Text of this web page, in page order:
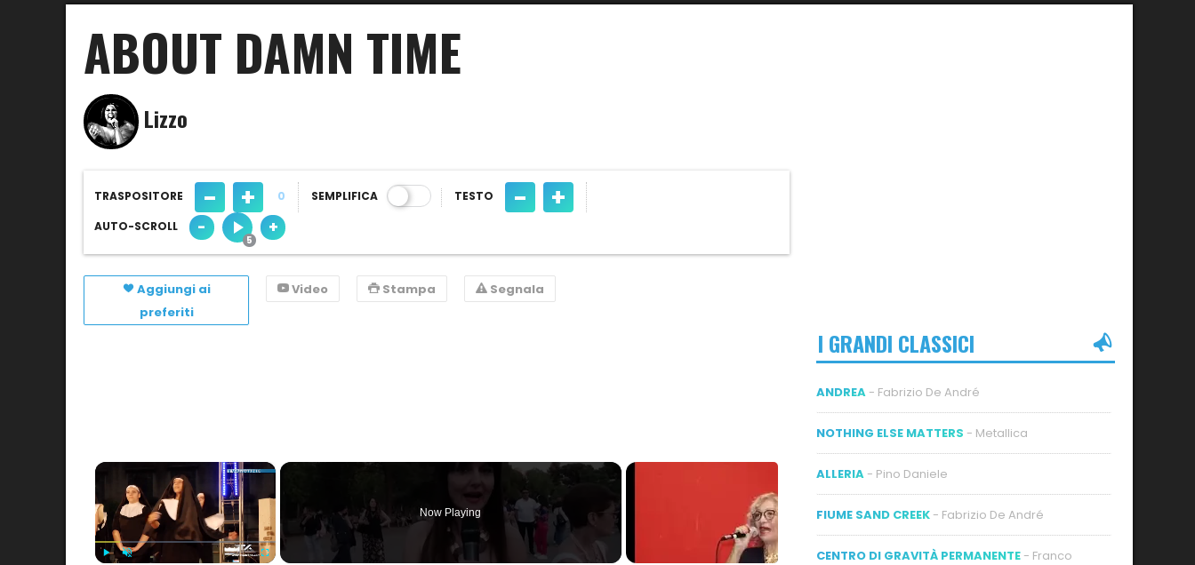
ABOUT DAMN TIME
Lizzo
TRASPOSITORE - + 0 SEMPLIFICA TESTO - +
AUTO-SCROLL - +
Aggiungi ai
preferiti
Video Stampa Segnala
×
Now Playing
I GRANDI CLASSICI
ANDREA - Fabrizio De André
NOTHING ELSE MATTERS - Metallica
ALLERIA - Pino Daniele
FIUME SAND CREEK - Fabrizio De André
CENTRO DI GRAVITÀ PERMANENTE - Franco